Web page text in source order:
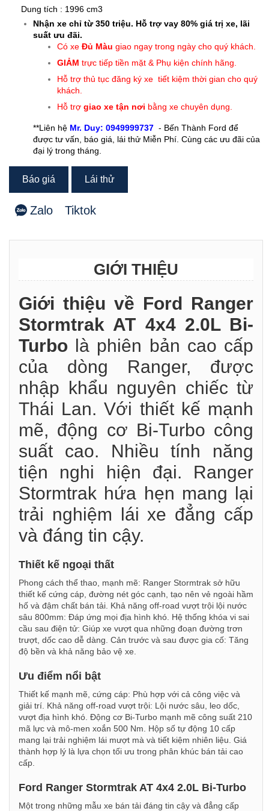
Dung tích : 1996 cm3
Nhận xe chỉ từ 350 triệu. Hỗ trợ vay 80% giá trị xe, lãi
suất ưu đãi.
Có xe Đủ Màu giao ngay trong ngày cho quý khách.
GIẢM trực tiếp tiền mặt & Phụ kiện chính hãng.
Hỗ trợ thủ tục đăng ký xe tiết kiệm thời gian cho quý
khách.
Hỗ trợ giao xe tận nơi bằng xe chuyên dụng.
**Liên hệ Mr. Duy: 0949999737 - Bến Thành Ford để
được tư vấn, báo giá, lái thử Miễn Phí. Cùng các ưu đãi của
đại lý trong tháng.
Báo giá Lái thử
Zalo Tiktok
GIỚI THIỆU
Giới thiệu về Ford Ranger
Stormtrak AT 4x4 2.0L Bi-
Turbo là phiên bản cao cấp
của dòng Ranger, được
nhập khẩu nguyên chiếc từ
Thái Lan. Với thiết kế mạnh
mẽ, động cơ Bi-Turbo công
suất cao. Nhiều tính năng
tiện nghi hiện đại. Ranger
Stormtrak hứa hẹn mang lại
trải nghiệm lái xe đẳng cấp
và đáng tin cậy.
Thiết kế ngoại thất
Phong cách thể thao, mạnh mẽ: Ranger Stormtrak sở hữu
thiết kế cứng cáp, đường nét góc cạnh, tạo nên vẻ ngoài hầm
hố và đậm chất bán tải. Khả năng off-road vượt trội lội nước
sâu 800mm: Đáp ứng mọi địa hình khó. Hệ thống khóa vi sai
cầu sau điện tử: Giúp xe vượt qua những đoạn đường trơn
trượt, dốc cao dễ dàng. Cản trước và sau được gia cố: Tăng
độ bền và khả năng bảo vệ xe.
Ưu điểm nổi bật
Thiết kế mạnh mẽ, cứng cáp: Phù hợp với cả công việc và
giải trí. Khả năng off-road vượt trội: Lội nước sâu, leo dốc,
vượt địa hình khó. Động cơ Bi-Turbo mạnh mẽ công suất 210
mã lực và mô-men xoắn 500 Nm. Hộp số tự động 10 cấp
mang lại trải nghiệm lái mượt mà và tiết kiệm nhiên liệu. Giá
thành hợp lý là lựa chọn tối ưu trong phân khúc bán tải cao
cấp.
Ford Ranger Stormtrak AT 4x4 2.0L Bi-Turbo
Một trong những mẫu xe bán tải đáng tin cậy và đẳng cấp